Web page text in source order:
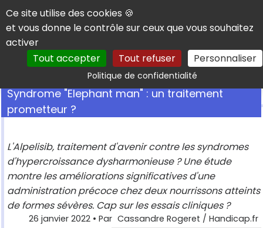
Panneau de gestion des cookies
Ce site utilise des cookies 🍪
et vous donne le contrôle sur ceux que vous souhaitez
activer
Tout accepter
Tout refuser Personnaliser
Politique de confidentialitéRechercher
Syndrome "Elephant man" : un traitement
prometteur ?
L'Alpelisib, traitement d'avenir contre les syndromes
d'hypercroissance dysharmonieuse ? Une étude
montre les améliorations significatives d'une
administration précoce chez deux nourrissons atteints
de formes sévères. Cap sur les essais cliniques ?
26 janvier 2022 • Par Cassandre Rogeret / Handicap.fr